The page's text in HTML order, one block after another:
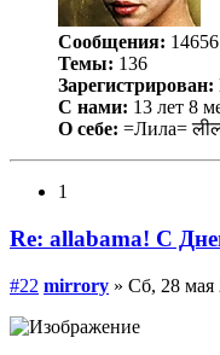
Сообщения: 14656
Темы: 136
Зарегистрирован:
С нами: 13 лет 8
О себе: =Лила=
1
Re: allabama! С
#22 mirrory » Сб, 28 мая